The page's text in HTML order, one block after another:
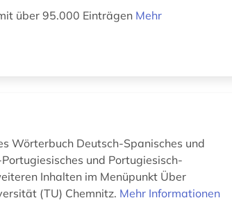
über 95.000 Einträgen Mehr
Wörterbuch Deutsch-Spanisches und
und Portugiesisch-
Inhalten im Menüpunkt Über
(TU) Chemnitz. Mehr Informationen